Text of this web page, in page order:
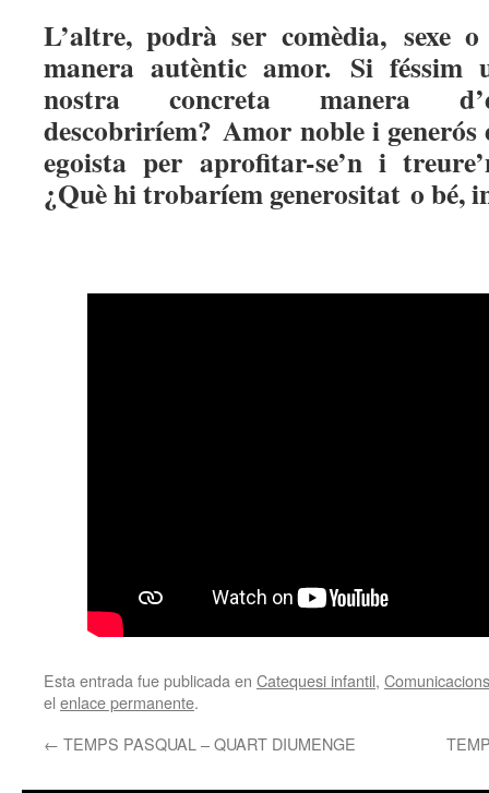
L’altre, podrà ser comèdia, sexe
manera autèntic amor. Si féssim
nostra concreta manera
descobriríem?Amor noble i
egoista per aprofitar-se’n i
¿Què hi trobaríem generositat o bé,
Esta entrada fue publicada en Catequesi infantil,
el enlace permanente.
← TEMPS PASQUAL – QUART DIUMENGE